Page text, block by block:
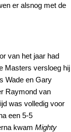
er alsnog met de
van het jaar had
Masters versloeg hij
Wade en Gary
Raymond van
was volledig voor
een 5-5
kwam Mighty